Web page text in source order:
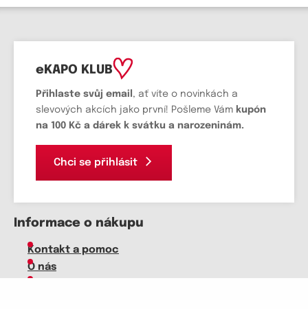
eKAPO KLUB
Přihlaste svůj email , ať víte o novinkách a
slevových akcích jako první! Pošleme Vám kupón
na 100 Kč a dárek k svátku a narozeninám.
Chci se přihlásit
Informace o nákupu
Kontakt a pomoc
O nás